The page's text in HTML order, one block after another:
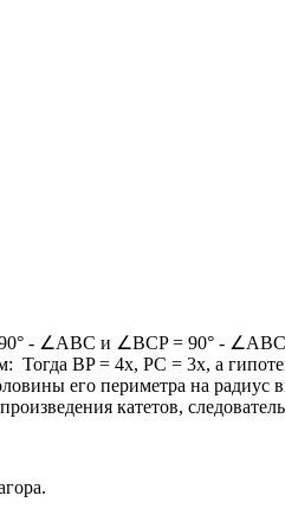
- ∠АВС и ∠BCP = 90° - ∠ABC.
Тогда BP = 4х, PC = 3х, а
его периметра на радиус
катетов,